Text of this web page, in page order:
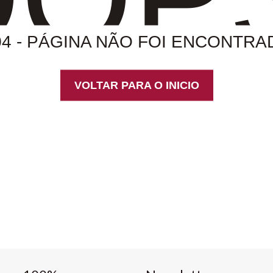
- PÁGINA NÃO FOI
VOLTAR PARA O INICIO